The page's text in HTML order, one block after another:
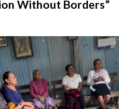
Without Borders”